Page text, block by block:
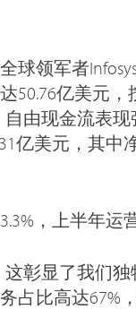
军者Infosys
亿美元，
自由现金流表
亿美元，其中
，上半年运营
彰显了我们独
占比高达67%